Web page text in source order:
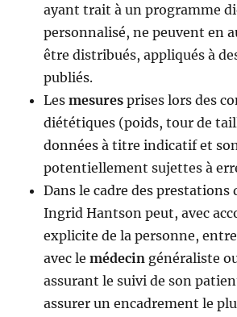
ayant trait à un programme
personnalisé, ne peuvent en
être distribués, appliqués à
publiés.
Lesmesuresprises lors des
diététiques (poids, tour de
données à titre indicatif et
potentiellement sujettes à
Dans le cadre des prestations
Ingrid Hantson peut, avec
explicite de la personne,
avec lemédecin généraliste
assurant le suivi de son
assurer un encadrement le